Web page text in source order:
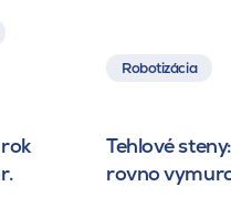
Robotizácia
Tehlové
rovno